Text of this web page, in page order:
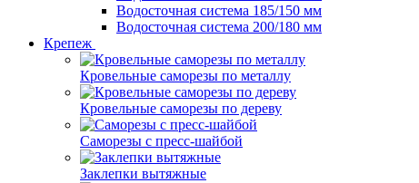
Водосточная система 185/150 мм
Водосточная система 200/180 мм
Крепеж
Кровельные саморезы по металлу
Кровельные саморезы по дереву
Саморезы с пресс-шайбой
Заклепки вытяжные